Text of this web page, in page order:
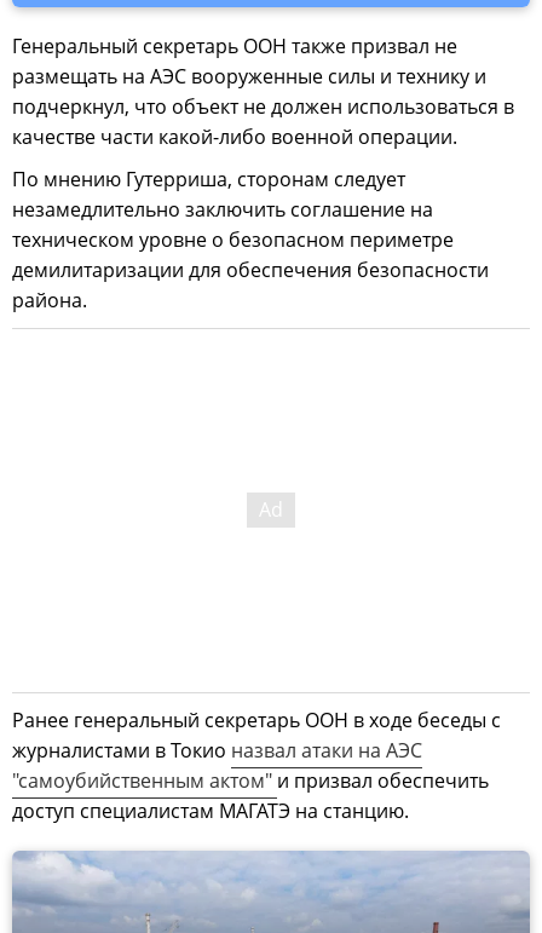
Генеральный секретарь ООН также призвал не
размещать на АЭС вооруженные силы и технику и
подчеркнул, что объект не должен использоваться в
качестве части какой-либо военной операции.
По мнению Гутерриша, сторонам следует
незамедлительно заключить соглашение на
техническом уровне о безопасном периметре
демилитаризации для обеспечения безопасности
района.
Ранее генеральный секретарь ООН в ходе беседы с
журналистами в Токио назвал атаки на АЭС
"самоубийственным актом" и призвал обеспечить
доступ специалистам МАГАТЭ на станцию.